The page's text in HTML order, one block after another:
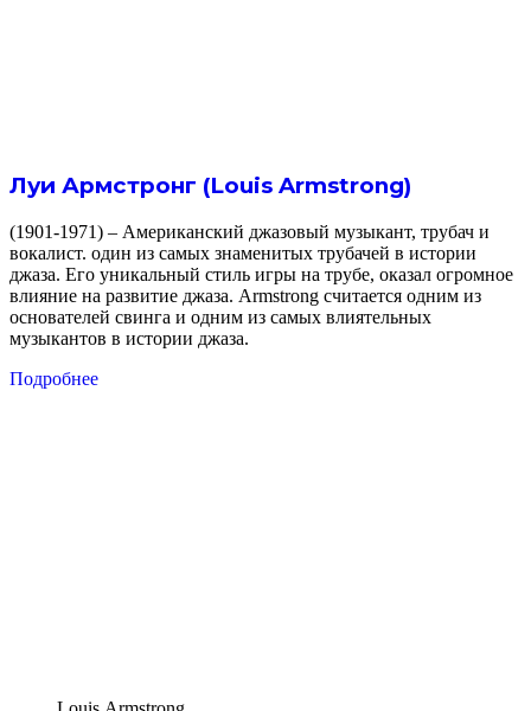
Луи Армстронг (Louis Armstrong)
(1901-1971) – Американский джазовый музыкант, трубач и
вокалист. один из самых знаменитых трубачей в истории
джаза. Его уникальный стиль игры на трубе, оказал огромное
влияние на развитие джаза. Armstrong считается одним из
основателей свинга и одним из самых влиятельных
музыкантов в истории джаза.
Подробнее